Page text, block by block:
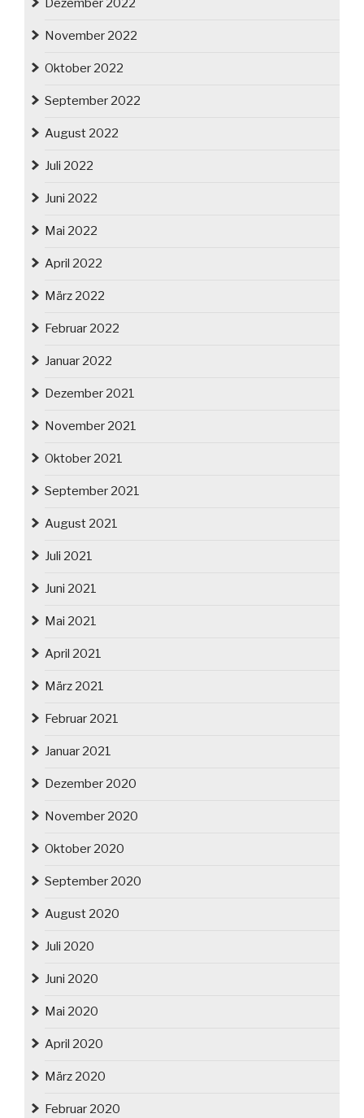
Dezember 2022
November 2022
Oktober 2022
September 2022
August 2022
Juli 2022
Juni 2022
Mai 2022
April 2022
März 2022
Februar 2022
Januar 2022
Dezember 2021
November 2021
Oktober 2021
September 2021
August 2021
Juli 2021
Juni 2021
Mai 2021
April 2021
März 2021
Februar 2021
Januar 2021
Dezember 2020
November 2020
Oktober 2020
September 2020
August 2020
Juli 2020
Juni 2020
Mai 2020
April 2020
März 2020
Februar 2020